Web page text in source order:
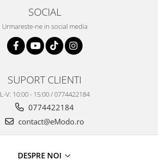
SOCIAL
Urmareste-ne in social media
SUPORT CLIENTI
L-V: 10:00 - 15:00 / 0774422184
0774422184
contact@eModo.ro
DESPRE NOI